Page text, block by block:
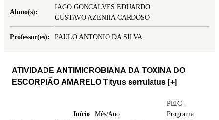
Aluno(s):
IAGO GONCALVES EDUARDO
GUSTAVO AZENHA CARDOSO
Professor(es): PAULO ANTONIO DA SILVA
ATIVIDADE ANTIMICROBIANA DA TOXINA DO
ESCORPIÃO AMARELO Tityus serrulatus [+]
Início
Mês/Ano:
PEIC -
Programa